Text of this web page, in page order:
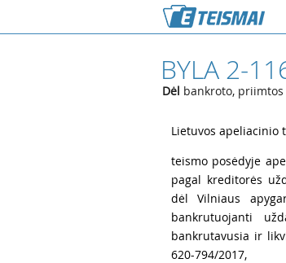
BYLA 2-
Dėl bankroto,
Lietuvos apeliacinio
teismo posėdyje
pagal kreditorės
dėl Vilniaus
bankrutuojanti
bankrutavusia ir
620-794/2017,